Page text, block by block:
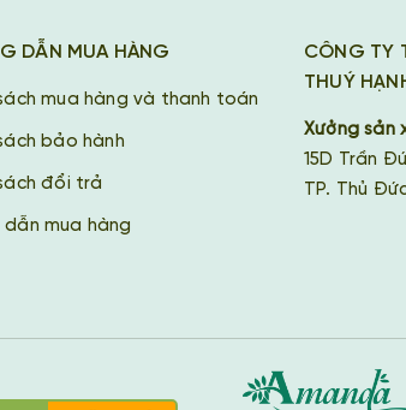
DẪN MUA HÀNG
mua hàng và thanh toán
bảo hành
đổi trả
dẫn mua hàng
CÔNG TY
THUÝ
Xưởng sản
15D Trần
TP. Thủ